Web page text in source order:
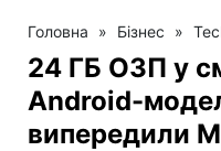
Головна » Бізнес »
24 ГБ ОЗП у
Android-
випередили